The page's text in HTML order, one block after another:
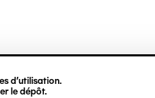
d’utilisation.
le dépôt.